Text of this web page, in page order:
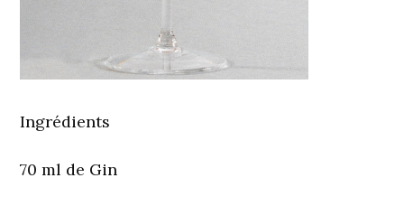
Ingrédients
70 ml de Gin